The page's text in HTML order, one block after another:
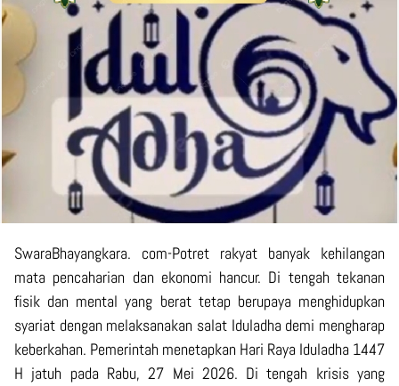
SwaraBhayangkara. com-Potret rakyat banyak kehilangan
mata pencaharian dan ekonomi hancur. Di tengah tekanan
fisik dan mental yang berat tetap berupaya menghidupkan
syariat dengan melaksanakan salat Iduladha demi mengharap
keberkahan. Pemerintah menetapkan Hari Raya Iduladha 1447
H jatuh pada Rabu, 27 Mei 2026. Di tengah krisis yang